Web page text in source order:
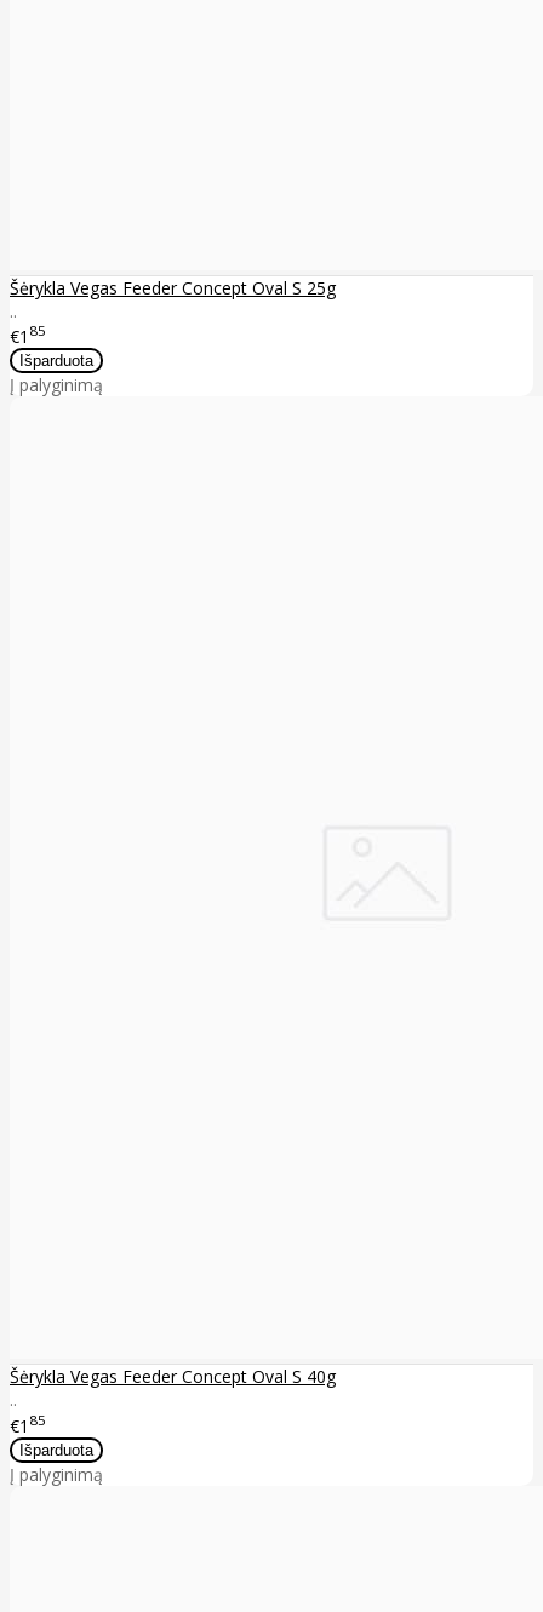
Šėrykla Vegas Feeder Concept Oval S 25g
..
€1 85
Į palyginimą
Šėrykla Vegas Feeder Concept Oval S 40g
..
€1 85
Į palyginimą